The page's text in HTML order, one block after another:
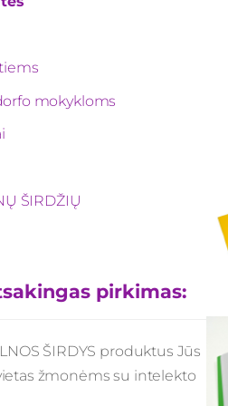
mokykloms
ŠIRDŽIŲ
pirkimas:
ŠIRDYS produktus Jūs
žmonėms su intelekto